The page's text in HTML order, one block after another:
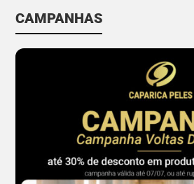
CAMPANHAS